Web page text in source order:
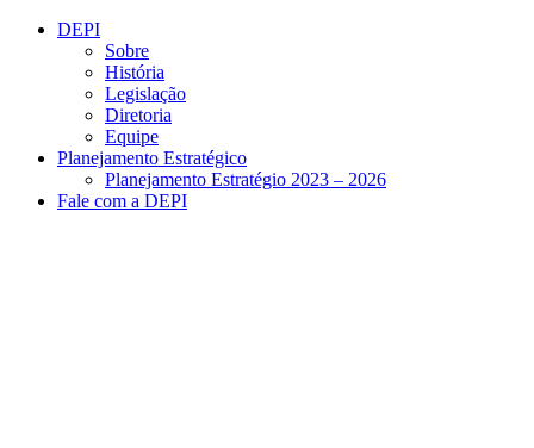
Conteúdo principal
DEPI
Sobre
História
Legislação
Diretoria
Equipe
Planejamento Estratégico
Planejamento Estratégio 2023 – 2026
Fale com a DEPI